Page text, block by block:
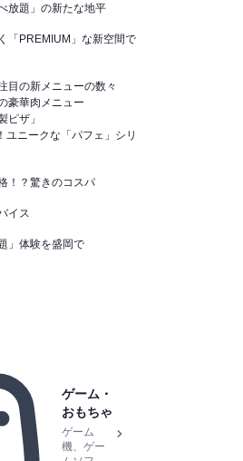
放題」の新たな地平
「PREMIUM」な新空間で
目の新メニューの数々
豪華肉メニュー
ピザ」
ユニークな「パフェ」シリ
！？驚きのコスパ
イス
」体験を盛岡で
ゲーム・
おもちゃ
ゲーム
機、ゲー